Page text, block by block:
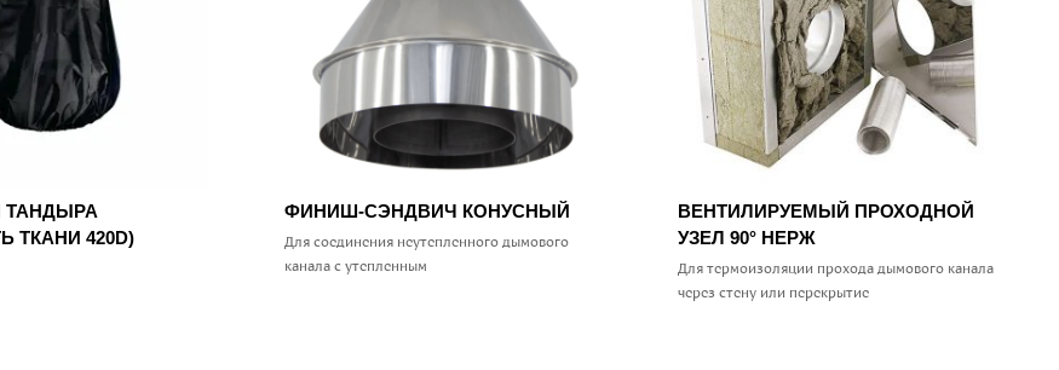
ТАНДЫРА
ТКАНИ 420D)
ФИНИШ-СЭНДВИЧ КОНУСНЫЙ
Для соединения неутепленного дымового
канала с утепленным
ВЕНТИЛИРУЕМЫЙ ПРОХОДНОЙ
УЗЕЛ 90° НЕРЖ
Для термоизоляции прохода дымового канала
через стену или перекрытие